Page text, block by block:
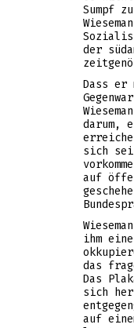
Sumpf
der
Dass er
darum,
sich
auf
ihm
das
Das
sich
auf